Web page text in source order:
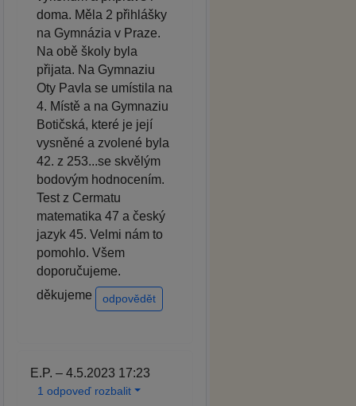
doma. Měla 2 přihlášky
na Gymnázia v Praze.
Na obě školy byla
přijata. Na Gymnaziu
Oty Pavla se umístila na
4. Místě a na Gymnaziu
Botičská, které je její
vysněné a zvolené byla
42. z 253...se skvělým
bodovým hodnocením.
Test z Cermatu
matematika 47 a český
jazyk 45. Velmi nám to
pomohlo. Všem
doporučujeme.
děkujeme
odpovědět
E.P. – 4.5.2023 17:23
1 odpoveď rozbalit